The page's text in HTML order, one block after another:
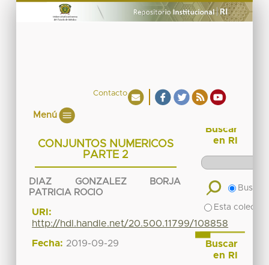
Contacto
Menú
CONJUNTOS NUMERICOS
PARTE 2
DIAZ GONZALEZ BORJA
PATRICIA ROCIO
URI:
http://hdl.handle.net/20.500.11799/108858
Fecha: 2019-09-29
Buscar
en RI
Buscar
Esta
Buscar
en RI